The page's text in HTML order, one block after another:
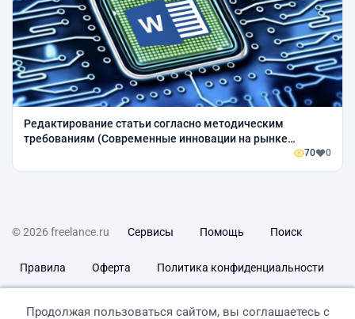
Редактирование статьи согласно методическим
требованиям (Современные инновации на рынке
70 0
© 2026 freelance.ru Сервисы Помощь Поиск
Правила Оферта Политика конфиденциальности
Продолжая пользоваться сайтом, вы соглашаетесь с